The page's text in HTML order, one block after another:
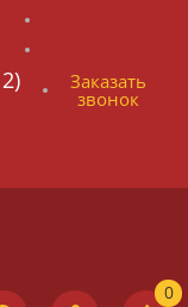
Заказать
звонок